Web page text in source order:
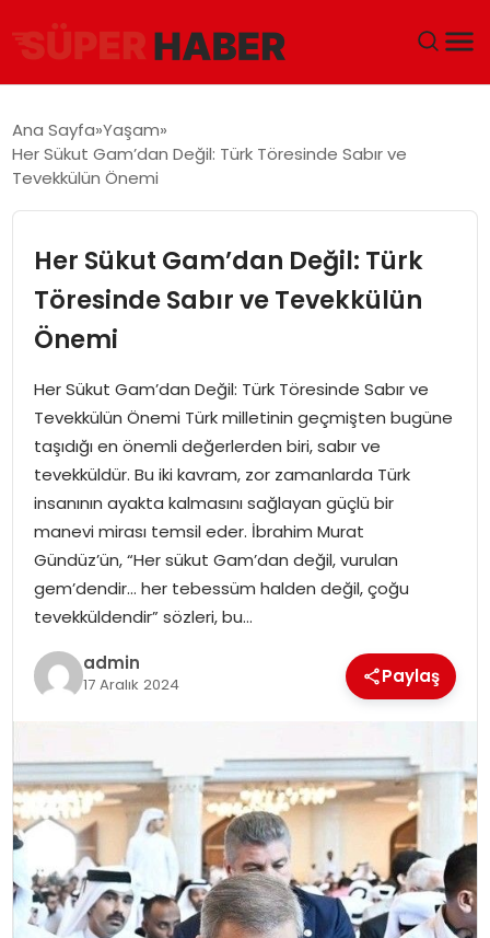
GÜNDEM
EKONOMI
MAGAZIN
SAĞLIK
SIYASET
SPOR
TEKNOLOJI
YAŞAM
Ana Sayfa Yaşam
Her Sükut Gam’dan Değil: Türk Töresinde Sabır ve
Tevekkülün Önemi
Her Sükut Gam’dan Değil: Türk
Töresinde Sabır ve Tevekkülün
Önemi
Her Sükut Gam’dan Değil: Türk Töresinde Sabır ve
Tevekkülün Önemi Türk milletinin geçmişten bugüne
taşıdığı en önemli değerlerden biri, sabır ve
tevekküldür. Bu iki kavram, zor zamanlarda Türk
insanının ayakta kalmasını sağlayan güçlü bir
manevi mirası temsil eder. İbrahim Murat
Gündüz’ün, “Her sükut Gam’dan değil, vurulan
gem’dendir… her tebessüm halden değil, çoğu
tevekküldendir” sözleri, bu…
admin
17 Aralık 2024 Paylaş